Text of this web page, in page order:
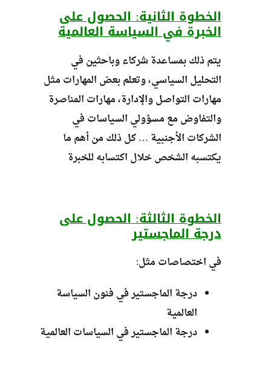
الخطوة الثانية: الحصول على
الخبرة في السياسة العالمية
يتم ذلك بمساعدة شركاء وباحثين في
التحليل السياسي، وتعلم بعض المهارات مثل
مهارات التواصل والإدارة، مهارات المناصرة
والتفاوض مع مسؤولي السياسات في
الشركات الأجنبية … كل ذلك من أهم ما
يكتسبه الشخص خلال اكتسابه للخبرة
الخطوة الثالثة: الحصول على
درجة الماجستير
في اختصاصات مثل:
درجة الماجستير في فنون السياسة
العالمية
درجة الماجستير في السياسات العالمية